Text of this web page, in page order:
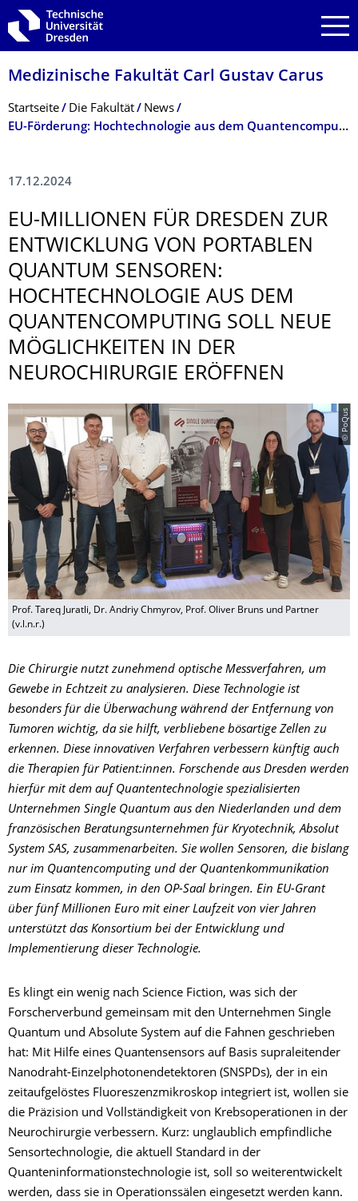
Zur Hauptnavigation springen
Zur Suche springen
Zum Inhalt springen
Medizinische Fakultät Carl Gustav Carus
Breadcrumb-Menü
Startseite Die Fakultät
News
EU-Förderung: Hochtechnologie aus dem Quantencomputing soll neue Möglichkeiten in der Neurochirurgie eröffnen
17.12.2024
EU-MILLIONEN FÜR DRESDEN ZUR
ENTWICKLUNG VON PORTABLEN
QUANTUM SENSOREN:
HOCHTECHNOLOGIE AUS DEM
QUANTENCOMPU­TING SOLL NEUE
MÖGLICHKEITEN IN DER
NEUROCHIRURGIE ERÖFFNEN
© PoQus
Prof. Tareq Juratli, Dr. Andriy Chmyrov, Prof. Oliver Bruns und Partner
(v.l.n.r.)
Die Chirurgie nutzt zunehmend optische Messverfahren, um
Gewebe in Echtzeit zu analysieren. Diese Technologie ist
besonders für die Überwachung während der Entfernung von
Tumoren wichtig, da sie hilft, verbliebene bösartige Zellen zu
erkennen. Diese innovativen Verfahren verbessern künftig auch
die Therapien für Patient:innen. Forschende aus Dresden werden
hierfür mit dem auf Quantentechnologie spezialisierten
Unternehmen Single Quantum aus den Niederlanden und dem
französischen Beratungsunternehmen für Kryotechnik, Absolut
System SAS, zusammenarbeiten. Sie wollen Sensoren, die bislang
nur im Quantencomputing und der Quantenkommunikation
zum Einsatz kommen, in den OP-Saal bringen. Ein EU-Grant
über fünf Millionen Euro mit einer Laufzeit von vier Jahren
unterstützt das Konsortium bei der Entwicklung und
Implementierung dieser Technologie.
Es klingt ein wenig nach Science Fiction, was sich der
Forscherverbund gemeinsam mit den Unternehmen Single
Quantum und Absolute System auf die Fahnen geschrieben
hat: Mit Hilfe eines Quantensensors auf Basis supraleitender
Nanodraht-Einzelphotonendetektoren (SNSPDs), der in ein
zeitaufgelöstes Fluoreszenzmikroskop integriert ist, wollen sie
die Präzision und Vollständigkeit von Krebsoperationen in der
Neurochirurgie verbessern. Kurz: unglaublich empfindliche
Sensortechnologie, die aktuell Standard in der
Quanteninformationstechnologie ist, soll so weiterentwickelt
werden, dass sie in Operationssälen eingesetzt werden kann.